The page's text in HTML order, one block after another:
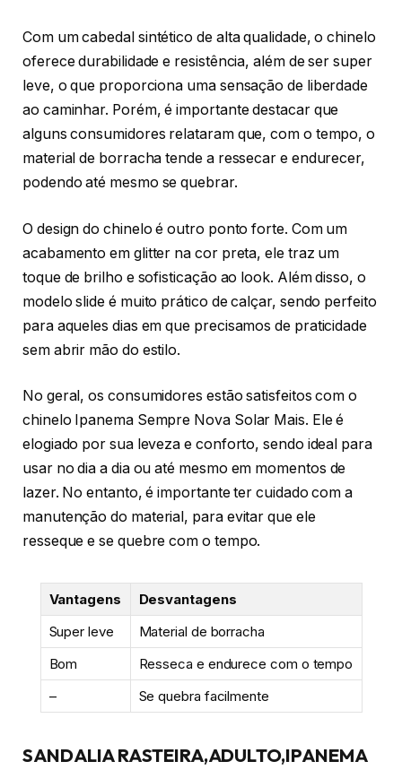
Com um cabedal sintético de alta qualidade, o chinelo
oferece durabilidade e resistência, além de ser super
leve, o que proporciona uma sensação de liberdade
ao caminhar. Porém, é importante destacar que
alguns consumidores relataram que, com o tempo, o
material de borracha tende a ressecar e endurecer,
podendo até mesmo se quebrar.
O design do chinelo é outro ponto forte. Com um
acabamento em glitter na cor preta, ele traz um
toque de brilho e sofisticação ao look. Além disso, o
modelo slide é muito prático de calçar, sendo perfeito
para aqueles dias em que precisamos de praticidade
sem abrir mão do estilo.
No geral, os consumidores estão satisfeitos com o
chinelo Ipanema Sempre Nova Solar Mais. Ele é
elogiado por sua leveza e conforto, sendo ideal para
usar no dia a dia ou até mesmo em momentos de
lazer. No entanto, é importante ter cuidado com a
manutenção do material, para evitar que ele
resseque e se quebre com o tempo.
Vantagens
Desvantagens
Super leve
Material de borracha
Bom
Resseca e endurece com o tempo
–
Se quebra facilmente
SANDALIA RASTEIRA,ADULTO,IPANEMA